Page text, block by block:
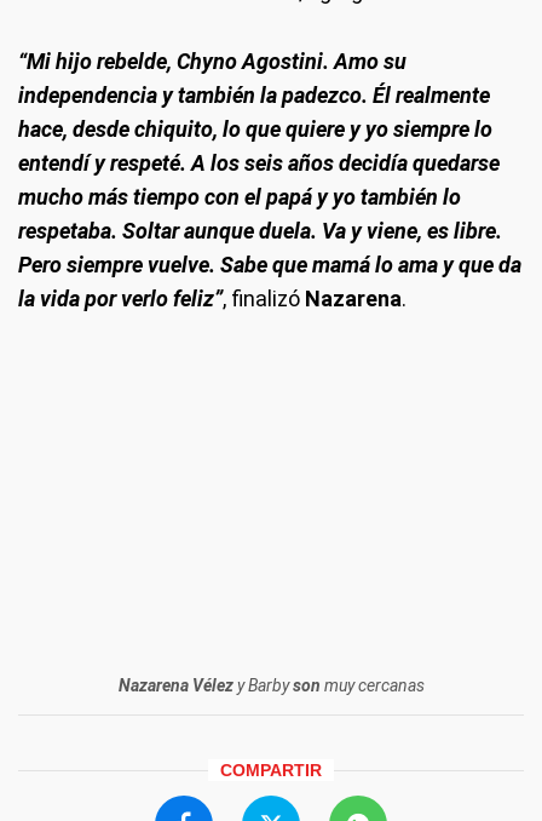
“Mi hijo rebelde, Chyno Agostini. Amo su
independencia y también la padezco. Él realmente
hace, desde chiquito, lo que quiere y yo siempre lo
entendí y respeté. A los seis años decidía quedarse
mucho más tiempo con el papá y yo también lo
respetaba. Soltar aunque duela. Va y viene, es libre.
Pero siempre vuelve. Sabe que mamá lo ama y que da
la vida por verlo feliz”, finalizó Nazarena.
Nazarena Vélezy Barbyson muy cercanas
COMPARTIR